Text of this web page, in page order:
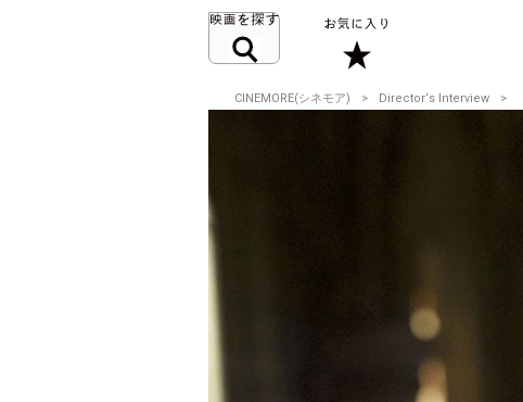
CINEMORE(シネモア) Director‘s Interview